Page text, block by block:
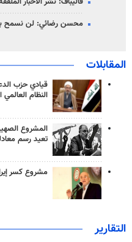
محسن رضائي: لن نسمح
المقابلات
قيادي حزب
النظام العالمي
المشروع
تعيد رسم
مشروع كسر
التقارير